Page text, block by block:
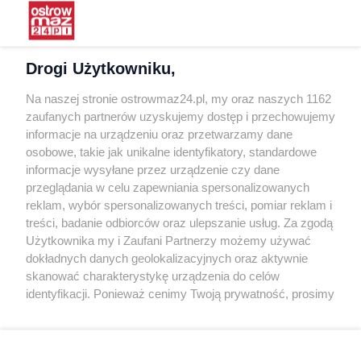
Praca
Warunki korzystania
Kontakt
INFORMATOR
Bankomaty
Msze święte
Nocna pomoc lekarska
Taxi
REKLAMA
Banery i artykuły
Reklama wideo
Drogi Użytkowniku,
Na naszej stronie ostrowmaz24.pl, my oraz naszych 1162
zaufanych partnerów uzyskujemy dostęp i przechowujemy
informacje na urządzeniu oraz przetwarzamy dane
osobowe, takie jak unikalne identyfikatory, standardowe
informacje wysyłane przez urządzenie czy dane
przeglądania w celu zapewniania spersonalizowanych
reklam, wybór spersonalizowanych treści, pomiar reklam i
treści, badanie odbiorców oraz ulepszanie usług. Za zgodą
Użytkownika my i Zaufani Partnerzy możemy używać
dokładnych danych geolokalizacyjnych oraz aktywnie
skanować charakterystykę urządzenia do celów
identyfikacji. Ponieważ cenimy Twoją prywatność, prosimy